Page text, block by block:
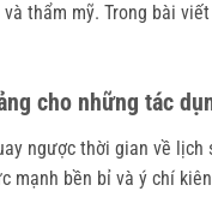
thẩm mỹ. Trong bài
cho những tác
ngược thời gian về
mạnh bền bỉ và ý chí